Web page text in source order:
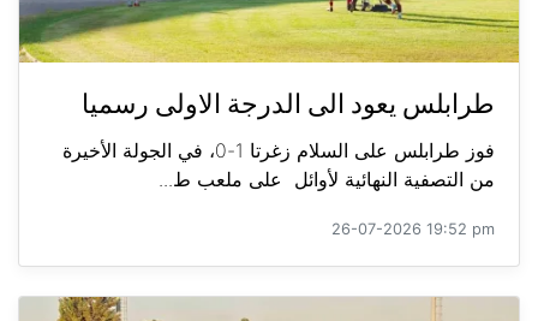
طرابلس يعود الى الدرجة الاولى رسميا
فوز طرابلس على السلام زغرتا 1-0، في الجولة الأخيرة
من التصفية النهائية لأوائل على ملعب ط...
26-07-2026 19:52 pm